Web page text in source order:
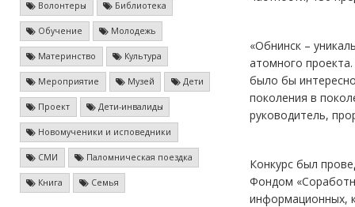
Волонтеры Библиотека
Обучение Молодежь
Материнство Культура
Мероприятие Музей Дети
Проект Дети-инвалиды
Новомученики и исповедники
СМИ Паломническая поездка
Книга Семья
«Обнинск –
атомного
было бы
поколения в
руководитель,
Конкурс был
Фондом
информационных,